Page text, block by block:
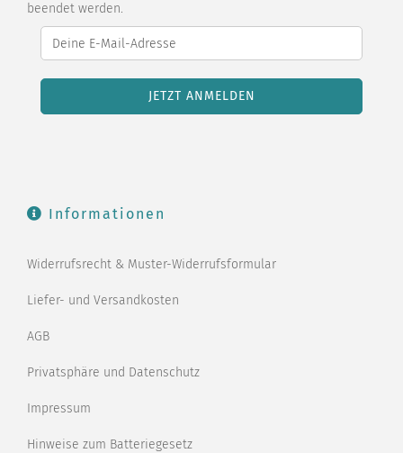
beendet werden.
Informationen
Widerrufsrecht & Muster-Widerrufsformular
Liefer- und Versandkosten
AGB
Privatsphäre und Datenschutz
Impressum
Hinweise zum Batteriegesetz